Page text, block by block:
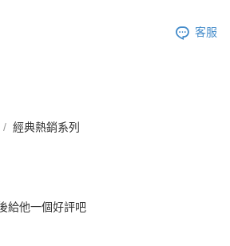
客服
經典熱銷系列
給他一個好評吧